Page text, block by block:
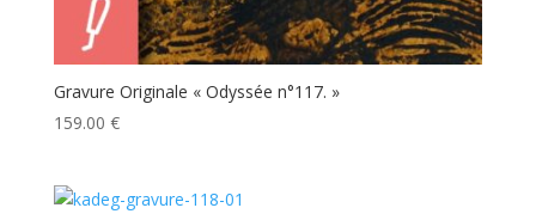
Gravure Originale « Odyssée n°117. »
159.00 €